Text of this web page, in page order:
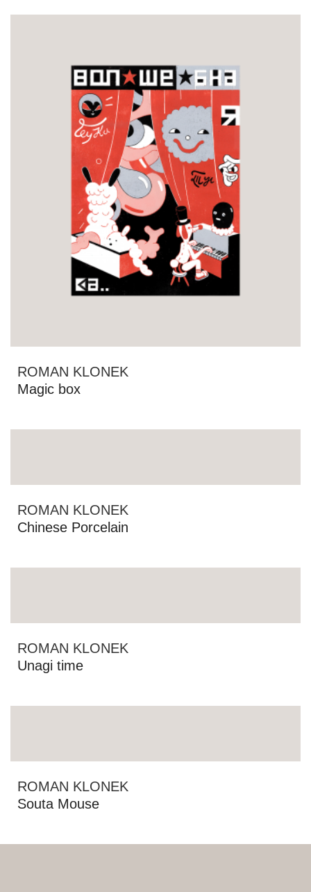
ROMAN KLONEK
Magic box
ROMAN KLONEK
Chinese Porcelain
ROMAN KLONEK
Unagi time
ROMAN KLONEK
Souta Mouse